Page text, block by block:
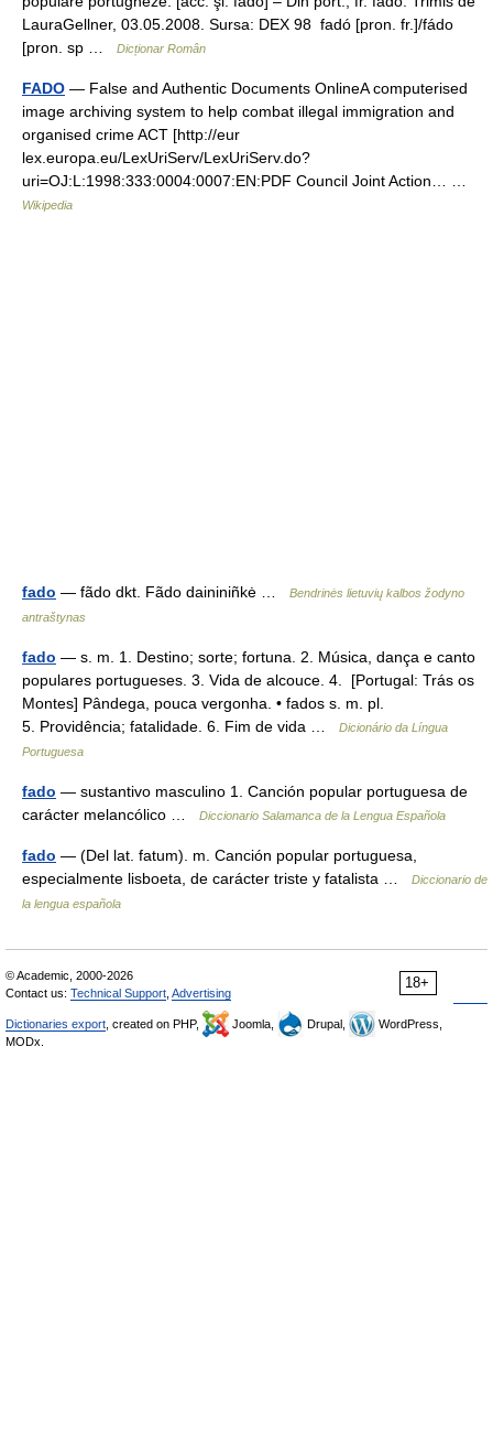
LauraGellner, 03.05.2008. Sursa: DEX 98 fadó [pron. fr.]/fádo
[pron. sp …
Dicționar Român
FADO — False and Authentic Documents OnlineA computerised
image archiving system to help combat illegal immigration and
organised crime ACT [http://eur
lex.europa.eu/LexUriServ/LexUriServ.do?
uri=OJ:L:1998:333:0004:0007:EN:PDF Council Joint Action… …
Wikipedia
fado — fãdo dkt. Fãdo daininiñkė …
Bendrinės lietuvių kalbos žodyno
antraštynas
fado — s. m. 1. Destino; sorte; fortuna. 2. Música, dança e canto
populares portugueses. 3. Vida de alcouce. 4. [Portugal: Trás os
Montes] Pândega, pouca vergonha. • fados s. m. pl.
5. Providência; fatalidade. 6. Fim de vida …
Dicionário da Língua
Portuguesa
fado — sustantivo masculino 1. Canción popular portuguesa de
carácter melancólico …
Diccionario Salamanca de la Lengua Española
fado — (Del lat. fatum). m. Canción popular portuguesa,
especialmente lisboeta, de carácter triste y fatalista …
Diccionario de
la lengua española
18+
© Academic, 2000-2026
Contact us: Technical Support Advertising
Dictionaries export , created on PHP, Joomla, Drupal,
WordPress,
MODx.